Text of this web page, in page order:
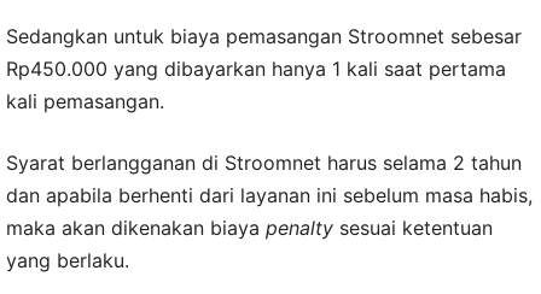
Sedangkan untuk biaya pemasangan Stroomnet sebesar
Rp450.000 yang dibayarkan hanya 1 kali saat pertama
kali pemasangan.
Syarat berlangganan di Stroomnet harus selama 2 tahun
dan apabila berhenti dari layanan ini sebelum masa habis,
maka akan dikenakan biaya penalty sesuai ketentuan
yang berlaku.